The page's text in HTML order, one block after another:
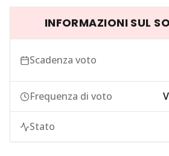
INFORMAZIONI SUL
Scadenza voto
Frequenza di voto
Stato